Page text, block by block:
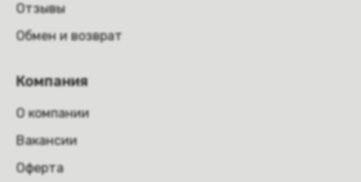
Отзывы
Обмен и возврат
Компания
О компании
Вакансии
Оферта